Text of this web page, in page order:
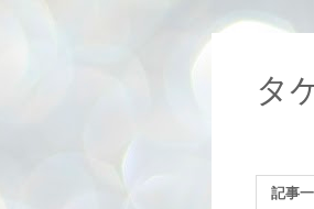
タ
記事